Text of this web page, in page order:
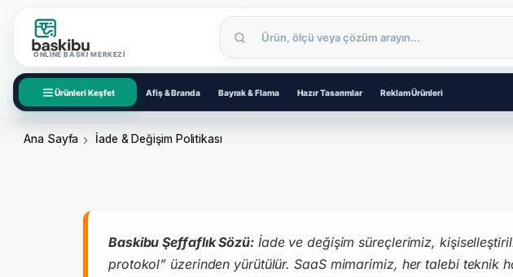
ONLINE BASKI MERKEZI
Ürünleri Keşfet Afiş & Branda Bayrak & Flama Hazır Tasarımlar Reklam Ürünleri
Ana Sayfa İade & Değişim Politikası
Baskibu Şeffaflık Sözü:İade ve değişim süreçlerimiz,
protokol” üzerinden yürütülür. SaaS mimarimiz, her talebi teknik